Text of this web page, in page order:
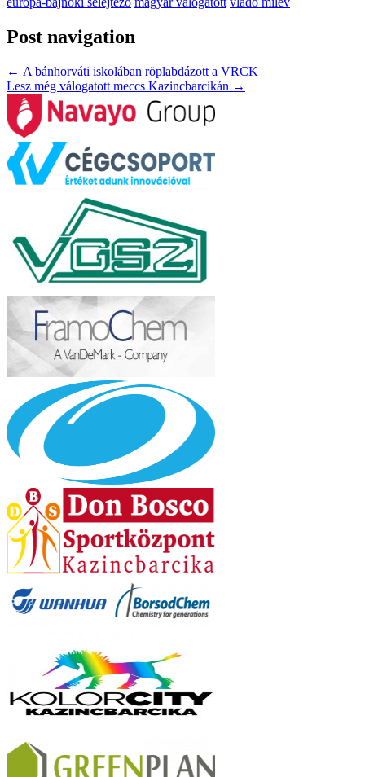
Post navigation
← A bánhorváti iskolában röplabdázott a VRCK
Lesz még válogatott meccs Kazincbarcikán →